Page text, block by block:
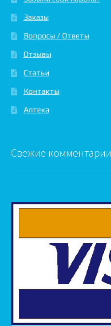
Заказы
Вопросы / Ответы
Отзывы
Статьи
Контакты
Аптека
Свежие комментарии